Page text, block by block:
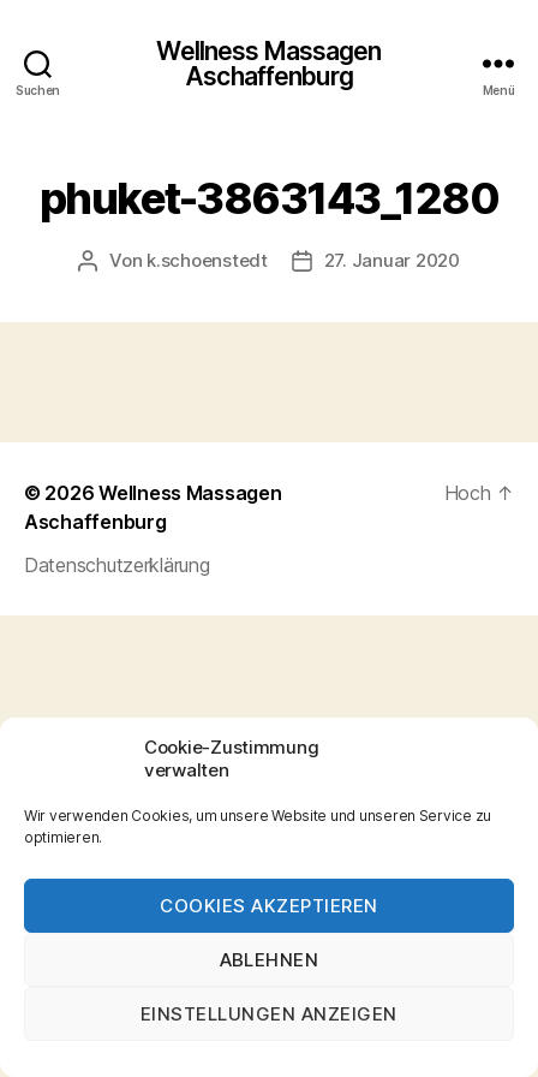
Cookie-Zustimmung
verwalten
Wir verwenden Cookies, um unsere Website und unseren Service zu
optimieren.
COOKIES AKZEPTIEREN
ABLEHNEN
EINSTELLUNGEN ANZEIGEN
Suchen
Wellness Massagen
Aschaffenburg
Menü
phuket-3863143_1280
Beitragsautor
Von k.schoenstedt Beitragsdatum
27. Januar 2020
© 2026Wellness Massagen
Aschaffenburg
Datenschutzerklärung
Hoch ↑